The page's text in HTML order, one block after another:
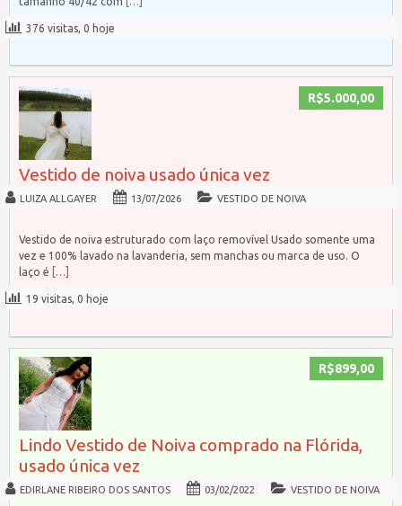
376 visitas, 0 hoje
R$5.000,00
Vestido de noiva usado única vez
LUIZA ALLGAYER 13/07/2026 VESTIDO DE NOIVA
Vestido de noiva estruturado com laço removível Usado somente uma
vez e 100% lavado na lavanderia, sem manchas ou marca de uso. O
laço é […]
19 visitas, 0 hoje
R$899,00
Lindo Vestido de Noiva comprado na Flórida,
usado única vez
EDIRLANE RIBEIRO DOS SANTOS 03/02/2022 VESTIDO DE NOIVA